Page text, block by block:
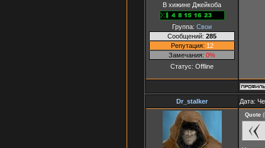
В хижине Джейкоба
Группа: Свои
Сообщений: 285
Репутация: 12
Замечания: 0%
Статус: Offline
Dr_stalker Дата:
Quote (